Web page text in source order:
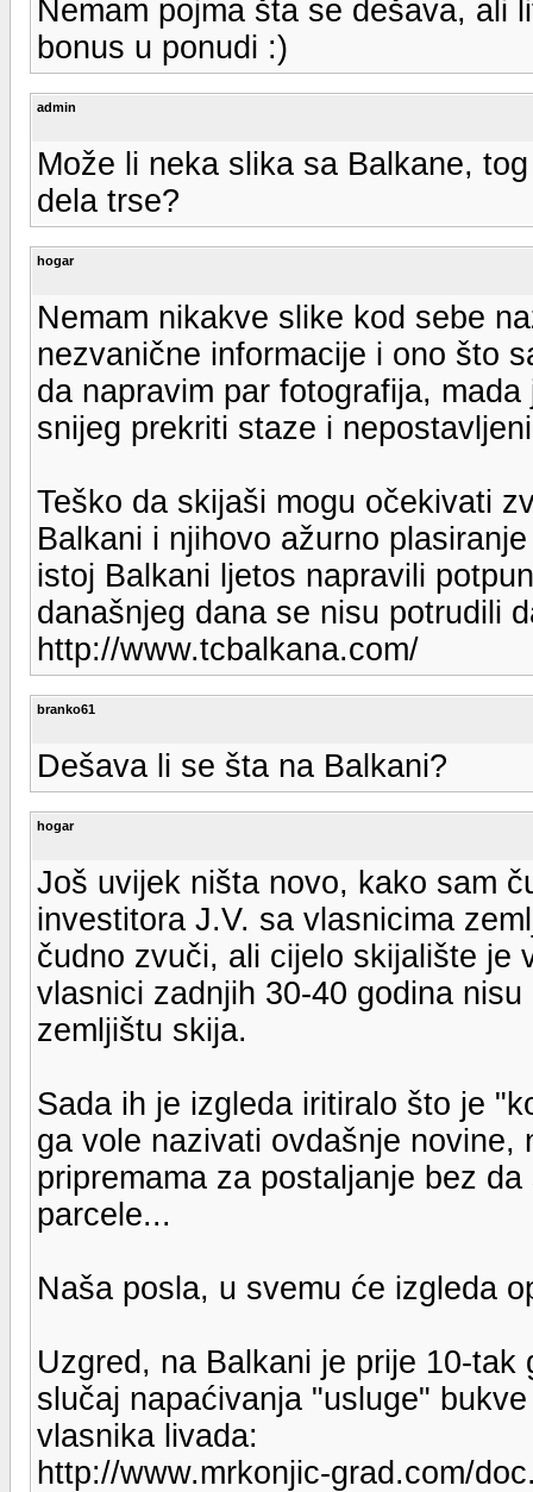
Nemam pojma šta se dešava, ali
bonus u ponudi :)
admin
Može li neka slika sa Balkane,
dela trse?
hogar
Nemam nikakve slike kod sebe
nezvanične informacije i ono što
da napravim par fotografija,
snijeg prekriti staze i
Teško da skijaši mogu očekivati
Balkani i njihovo ažurno
istoj Balkani ljetos napravili
današnjeg dana se nisu potrudili
http://www.tcbalkana.com/
branko61
Dešava li se šta na Balkani?
hogar
Još uvijek ništa novo, kako sam
investitora J.V. sa vlasnicima
čudno zvuči, ali cijelo skijalište je
vlasnici zadnjih 30-40 godina
zemljištu skija.
Sada ih je izgleda iritiralo što je
ga vole nazivati ovdašnje
pripremama za postaljanje bez
parcele...
Naša posla, u svemu će izgleda
Uzgred, na Balkani je prije 10-
slučaj napaćivanja "usluge"
vlasnika livada:
http://www.mrkonjic-grad.com/